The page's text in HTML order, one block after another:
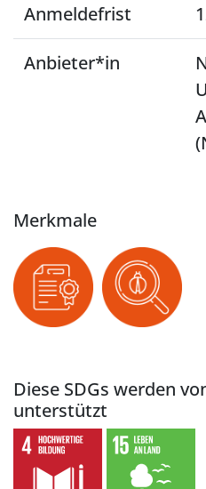
Anmeldefrist
Anbieter*in
Merkmale
Diese SDGs werden
unterstützt